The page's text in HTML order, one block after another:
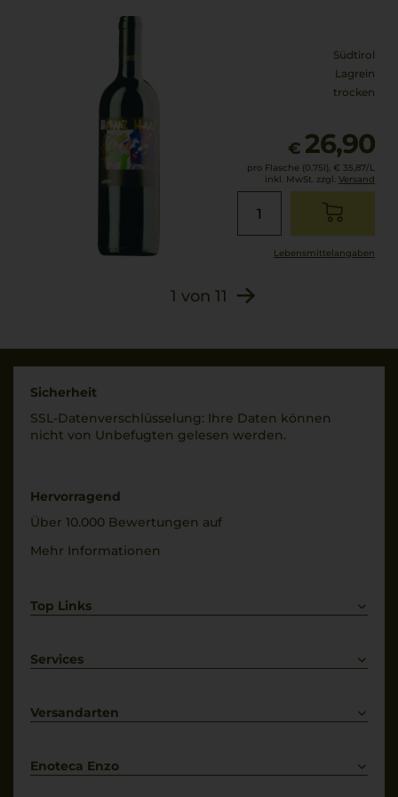
Südtirol
Lagrein
trocken
€ 26,90
pro Flasche (0.75l), € 35,87/L
inkl. MwSt. zzgl. Versand
Lebensmittel­angaben
1 von 11
Sicherheit
SSL-Daten­verschlüs­selung: Ihre Daten können
nicht von Unbe­fugten gelesen werden.
Hervorragend
Über 10.000 Bewertungen auf
Mehr Informationen
Top Links
Weißwein
Services
Kontakt
Versandarten
Enoteca Enzo